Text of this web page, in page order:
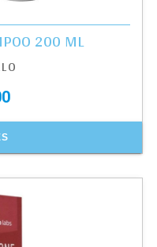
200 ML